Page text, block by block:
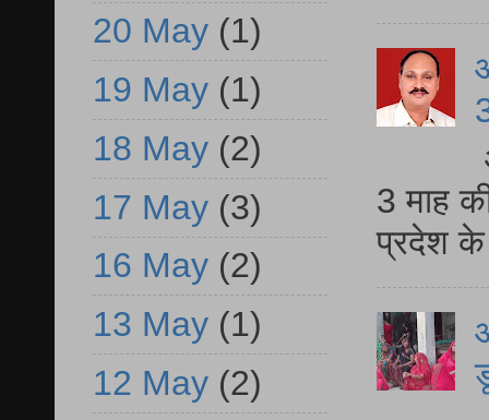
3 माह
प्रदेश
20 May (1)
19 May (1)
18 May (2)
17 May (3)
16 May (2)
13 May (1)
12 May (2)